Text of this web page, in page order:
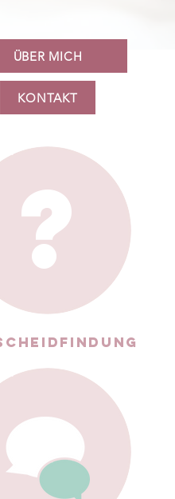
ÜBER MICH
KONTAKT
?